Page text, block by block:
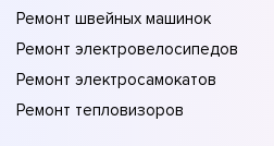
Ремонт швейных машинок
Ремонт электровелосипедов
Ремонт электросамокатов
Ремонт тепловизоров